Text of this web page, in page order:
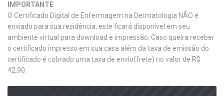
IMPORTANTE
O Certificado Digital de Enfermagem na Dermatologia NÃO é
enviado para sua residência, este ficará disponível em seu
ambiente virtual para download e impressão. Caso queira receber
o certificado impresso em sua casa além da taxa de emissão do
certificado é cobrado uma taxa de envio(frete) no valor de R$
42,90.